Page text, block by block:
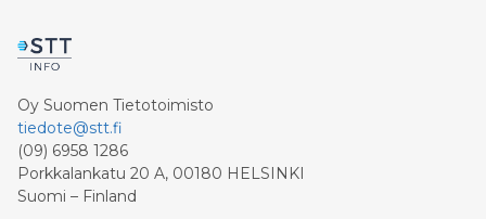
Oy Suomen Tietotoimisto
tiedote@stt.fi
(09) 6958 1286
Porkkalankatu 20 A, 00180 HELSINKI
Suomi – Finland